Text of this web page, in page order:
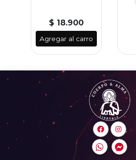
$ 18.900
Agregar al carro